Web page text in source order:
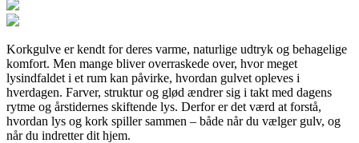
Korkgulve er kendt for deres varme, naturlige udtryk og behagelige
komfort. Men mange bliver overraskede over, hvor meget
lysindfaldet i et rum kan påvirke, hvordan gulvet opleves i
hverdagen. Farver, struktur og glød ændrer sig i takt med dagens
rytme og årstidernes skiftende lys. Derfor er det værd at forstå,
hvordan lys og kork spiller sammen – både når du vælger gulv, og
når du indretter dit hjem.